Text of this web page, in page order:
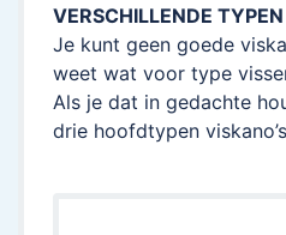
VERSCHILLENDE TYPEN
Je kunt geen goede
weet wat voor type
Als je dat in gedachte
drie hoofdtypen